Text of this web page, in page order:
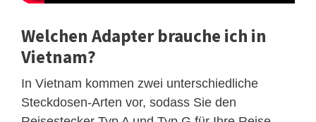
Welchen Adapter brauche ich in
Vietnam?
In Vietnam kommen zwei unterschiedliche
Steckdosen-Arten vor, sodass Sie den